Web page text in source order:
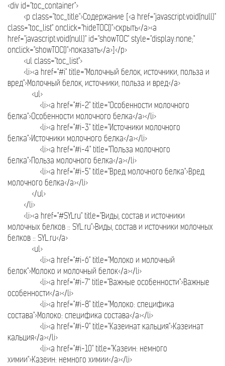
<div id="toc_container">
<p class="toc_title">Содержание [<a href="javascript:void(null)"
class="toc_list" onclick="hideTOC()">скрыть</a><a
href="javascript:void(null)" id="showTOC" style="display:none;"
onclick="showTOC()">показать</a>]</p>
<ul class="toc_list">
<li><a href="#i" title="Молочный белок, источники, польза и
вред">Молочный белок, источники, польза и вред</a>
<ul>
<li><a href="#i-2" title="Особенности молочного
белка">Особенности молочного белка</a></li>
<li><a href="#i-3" title="Источники молочного
белка">Источники молочного белка</a></li>
<li><a href="#i-4" title="Польза молочного
белка">Польза молочного белка</a></li>
<li><a href="#i-5" title="Вред молочного белка">Вред
молочного белка</a></li>
</ul>
</li>
<li><a href="#SYLru" title="Виды, состав и источники
молочных белков :: SYL.ru">Виды, состав и источники молочных
белков :: SYL.ru</a>
<ul>
<li><a href="#i-6" title="Молоко и молочный
белок">Молоко и молочный белок</a></li>
<li><a href="#i-7" title="Важные особенности">Важные
особенности</a></li>
<li><a href="#i-8" title="Молоко: специфика
состава">Молоко: специфика состава</a></li>
<li><a href="#i-9" title="Казеинат кальция">Казеинат
кальция</a></li>
<li><a href="#i-10" title="Казеин: немного
химии">Казеин: немного химии</a></li>